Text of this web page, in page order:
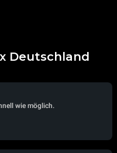
Deutschland
wie möglich.